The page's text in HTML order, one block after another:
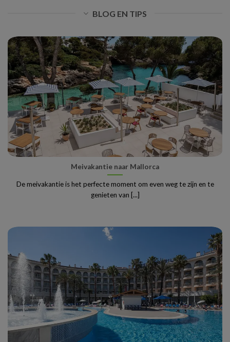
BLOG EN TIPS
Meivakantie naar Mallorca
De meivakantie is het perfecte moment om even weg te zijn en te
genieten van [...]